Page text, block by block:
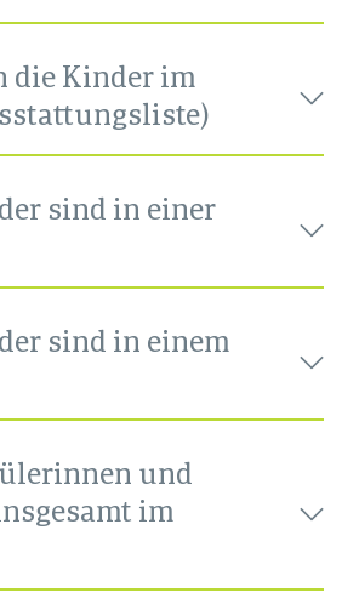
die Kinder im
sind in einer
sind in einem
und
im